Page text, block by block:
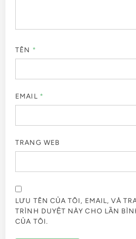
TÊN *
EMAIL *
TRANG WEB
LƯU TÊN CỦA TÔI, EMAIL, VÀ
TRÌNH DUYỆT NÀY CHO LẦN
CỦA TÔI.